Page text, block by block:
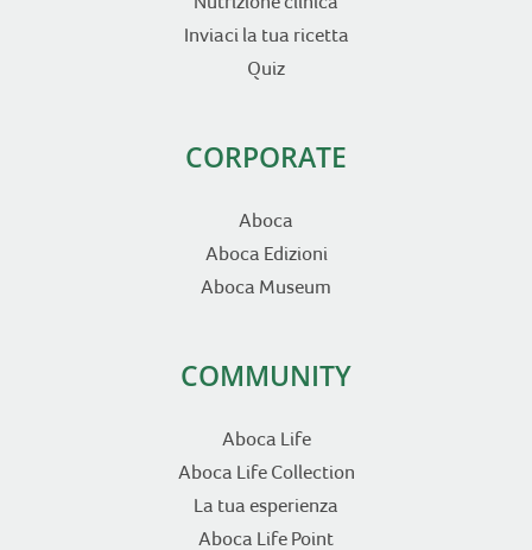
Inviaci la tua ricetta
Quiz
CORPORATE
Aboca
Aboca Edizioni
Aboca Museum
COMMUNITY
Aboca Life
Aboca Life Collection
La tua esperienza
Aboca Life Point